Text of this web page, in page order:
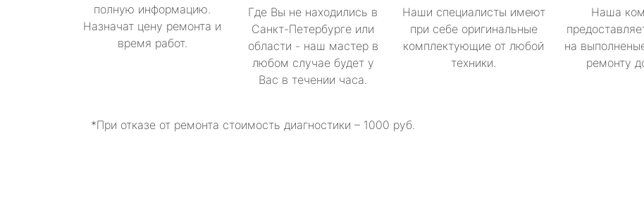
полную информацию.
Назначат цену ремонта и
время работ.
Где Вы не находились в
Санкт-Петербурге или
области - наш мастер в
любом случае будет у
Вас в течении часа.
Наши специалисты имеют
при себе оригинальные
комплектующие от любой
техники.
Наша
на
ремонту
*При отказе от ремонта стоимость диагностики – 1000 руб.